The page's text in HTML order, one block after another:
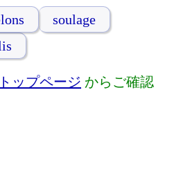
soulage
ップページ からご確認